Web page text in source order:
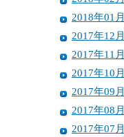
2018年01月
2017年12月
2017年11月
2017年10月
2017年09月
2017年08月
2017年07月